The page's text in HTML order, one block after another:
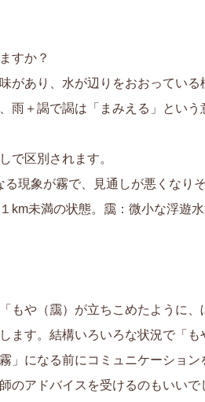
すか？
があり、水が辺りをおおってい
雨＋謁で謁は「まみえる」とい
で区別されます。
現象が霧で、見通しが悪くなり
km未満の状態。靄：微小な浮遊
もや（靄）が立ちこめたように
す。結構いろいろな状況で「も
」になる前にコミュニケーショ
のアドバイスを受けるのもいいで